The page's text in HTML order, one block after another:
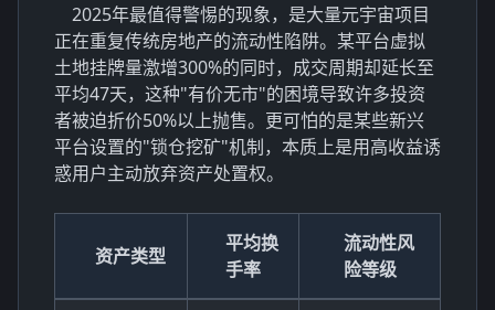
2025年最值得警惕的现象，是大量元宇宙项目
正在重复传统房地产的流动性陷阱。某平台虚拟
土地挂牌量激增300%的同时，成交周期却延长至
平均47天，这种"有价无市"的困境导致许多投资
者被迫折价50%以上抛售。更可怕的是某些新兴
平台设置的"锁仓挖矿"机制，本质上是用高收益诱
惑用户主动放弃资产处置权。
资产类型
平均换
手率
流动性风
险等级